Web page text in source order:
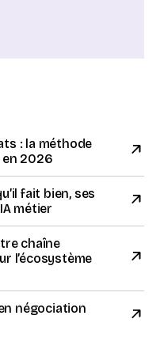
: la méthode
en 2026
fait bien, ses
métier
chaîne
l’écosystème
négociation